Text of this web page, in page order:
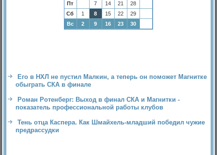
Пт
7 14 21
28
Сб
1 8 15 22
29
Вс
2 9 16 23 30
Его в НХЛ не пустил Малкин, а теперь он поможет Магнитке
обыграть СКА в финале
Роман Ротенберг: Выход в финал СКА и Магнитки -
показатель профессиональной работы клубов
Тень отца Каспера. Как Шмайхель-младший победил чужие
предрассудки